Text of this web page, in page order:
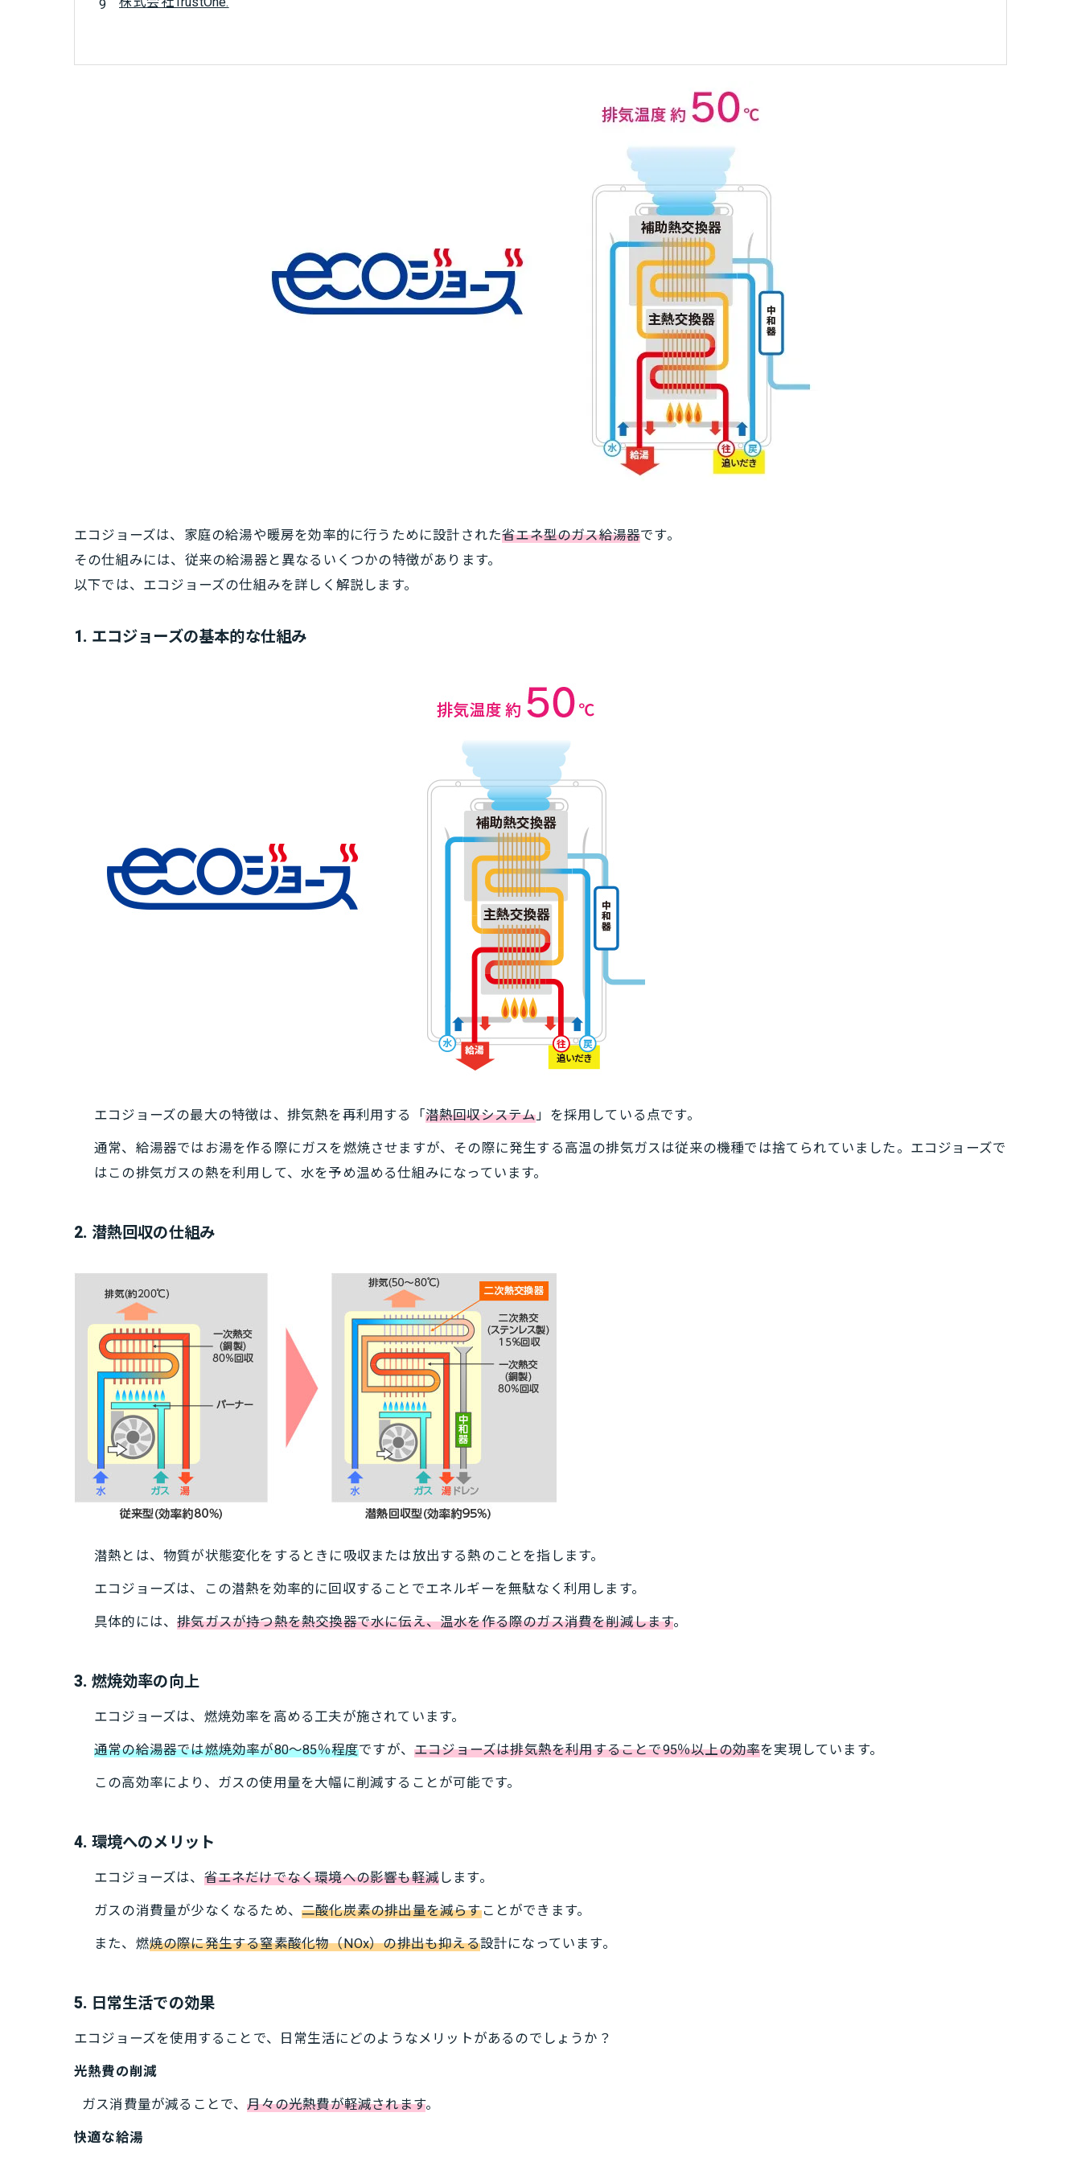
エコジョーズは、家庭の給湯や暖房を効率的に行うために設計された省エネ型のガス給湯器です。
その仕組みには、従来の給湯器と異なるいくつかの特徴があります。
以下では、エコジョーズの仕組みを詳しく解説します。
1. エコジョーズの基本的な仕組み
エコジョーズの最大の特徴は、排気熱を再利用する「潜熱回収システム」を採用している点です。
通常、給湯器ではお湯を作る際にガスを燃焼させますが、その際に発生する高温の排気ガスは従来の機種では捨てられていました。エコジョーズで
はこの排気ガスの熱を利用して、水を予め温める仕組みになっています。
2. 潜熱回収の仕組み
潜熱とは、物質が状態変化をするときに吸収または放出する熱のことを指します。
エコジョーズは、この潜熱を効率的に回収することでエネルギーを無駄なく利用します。
具体的には、排気ガスが持つ熱を熱交換器で水に伝え、温水を作る際のガス消費を削減します。
3. 燃焼効率の向上
エコジョーズは、燃焼効率を高める工夫が施されています。
通常の給湯器では燃焼効率が80～85％程度ですが、エコジョーズは排気熱を利用することで95％以上の効率を実現しています。
この高効率により、ガスの使用量を大幅に削減することが可能です。
4. 環境へのメリット
エコジョーズは、 省エネだけでなく環境への影響も軽減 します。
ガスの消費量が少なくなるため、 二酸化炭素の排出量を減らすことができます。
また、燃焼の際に発生する窒素酸化物（NOx）の排出も抑える設計になっています。
5. 日常生活での効果
エコジョーズを使用することで、日常生活にどのようなメリットがあるのでしょうか？
光熱費の削減
ガス消費量が減ることで、月々の光熱費が軽減されます。
快適な給湯